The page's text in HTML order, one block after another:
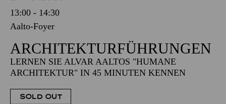
13:00 - 14:30
Aalto-Foyer
ARCHITEKTUR­FÜHRUNGEN
LERNEN SIE ALVAR AALTOS "HUMANE
ARCHITEKTUR" IN 45 MINUTEN KENNEN
SOLD OUT